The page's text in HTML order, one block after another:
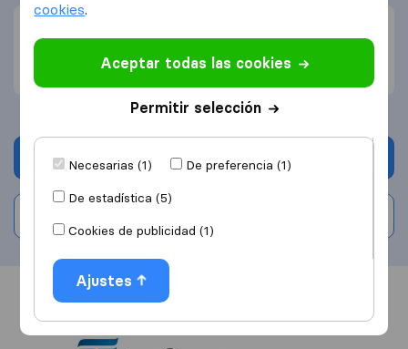
Poco profesional (2)
Solicita Presupuestos
Información Valoraciones
cookies.
Aceptar todas las cookies
Permitir selección
Necesarias (1)
De preferencia (1)
De estadística (5)
Cookies de publicidad (1)
Ajustes